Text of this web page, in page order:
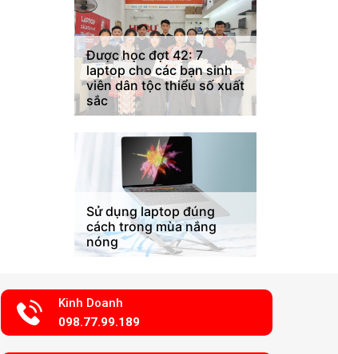
Được học đợt 42: 7
laptop cho các bạn sinh
viên dân tộc thiểu số xuất
sắc
Sử dụng laptop đúng
cách trong mùa nắng
nóng
Kinh Doanh
098.77.99.189